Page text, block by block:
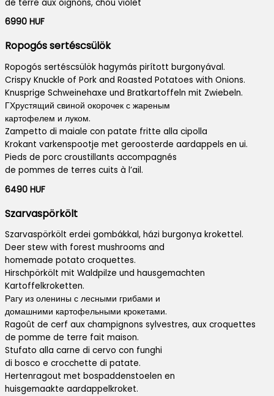
de terre aux oignons, chou violet
6990 HUF
Ropogós sertéscsülök
Ropogós sertéscsülök hagymás pirított burgonyával.
Crispy Knuckle of Pork and Roasted Potatoes with Onions.
Knusprige Schweinehaxe und Bratkartoffeln mit Zwiebeln.
ГХрустящий свиной окорочек с жареным
картофелем и луком.
Zampetto di maiale con patate fritte alla cipolla
Krokant varkenspootje met geroosterde aardappels en ui.
Pieds de porc croustillants accompagnés
de pommes de terres cuits à l’ail.
6490 HUF
Szarvaspörkölt
Szarvaspörkölt erdei gombákkal, házi burgonya krokettel.
Deer stew with forest mushrooms and
homemade potato croquettes.
Hirschpörkölt mit Waldpilze und hausgemachten
Kartoffelkroketten.
Рагу из оленины с лесными грибами и
домашними картофельными крокетами.
Ragoût de cerf aux champignons sylvestres, aux croquettes
de pomme de terre fait maison.
Stufato alla carne di cervo con funghi
di bosco e crocchette di patate.
Hertenragout met bospaddenstoelen en
huisgemaakte aardappelkroket.